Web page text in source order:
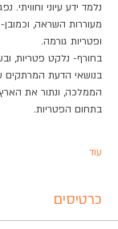
נלמד ידע עיוני וחוויתי.
מעוררות השראה,
ופטריות גורמה.
בחורף- נלקט פטריות,
בנושאי הדעת המרתקים
הממלכה, ונתור את
בתחום הפטריות.
עוד
כרטיסים